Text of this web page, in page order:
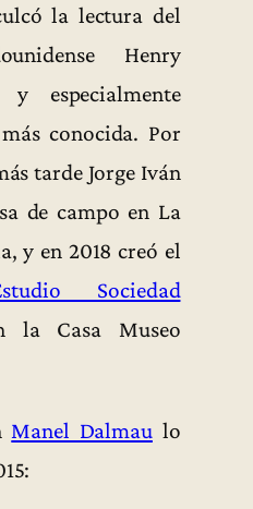
la lectura del
Henry
especialmente
conocida. Por
tarde Jorge Iván
de campo en La
y en 2018 creó el
Sociedad
la Casa Museo
Manel Dalmaulo